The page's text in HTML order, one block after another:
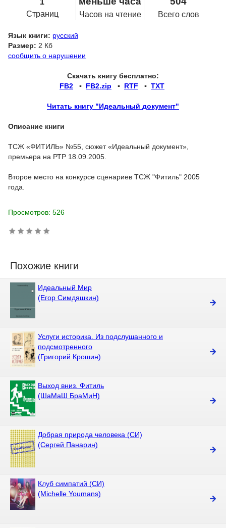
1
Страниц
Часов на чтение Всего слов
Язык книги: русский
Размер: 2 Кб
сообщить о нарушении
Скачать книгу бесплатно:
FB2 ▪ FB2.zip ▪ RTF ▪ TXT
Читать книгу "Идеальный документ"
Описание книги
ТСЖ «ФИТИЛЬ» №55, сюжет «Идеальный документ»,
премьера на РТР 18.09.2005.
Второе место на конкурсе сценариев ТСЖ "Фитиль" 2005
года.
Просмотров: 526
Похожие книги
Идеальный Мир
(Егор Симдяшкин)
Услуги историка. Из подслушанного и
подсмотренного
(Григорий Крошин)
Выход вниз. Фитиль
(ШаМаШ БраМиН)
Добрая природа человека (СИ)
(Сергей Панарин)
Клуб симпатий (СИ)
(Michelle Youmans)